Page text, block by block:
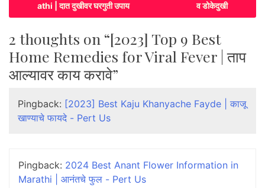
s
t
n
a
i
g
t
i
athi | दात दुखीवर घरगुती उपाय
व डोकेदुखी
2 thoughts on “[2023] Top 9 Best
Home Remedies for Viral Fever | ताप
आल्यावर काय करावे”
Pingback: [2023] Best Kaju Khanyache Fayde | काजू
खाण्याचे फायदे - Pert Us
Pingback: 2024 Best Anant Flower Information in
Marathi | आनंतचे फुल - Pert Us